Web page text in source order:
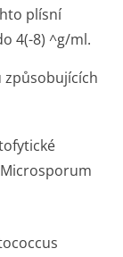
plísní
4(-8) ^g/ml.